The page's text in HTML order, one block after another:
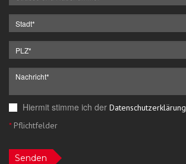
Hiermit stimme ich der Datenschutzerklärung
*Pflichtfelder
Senden